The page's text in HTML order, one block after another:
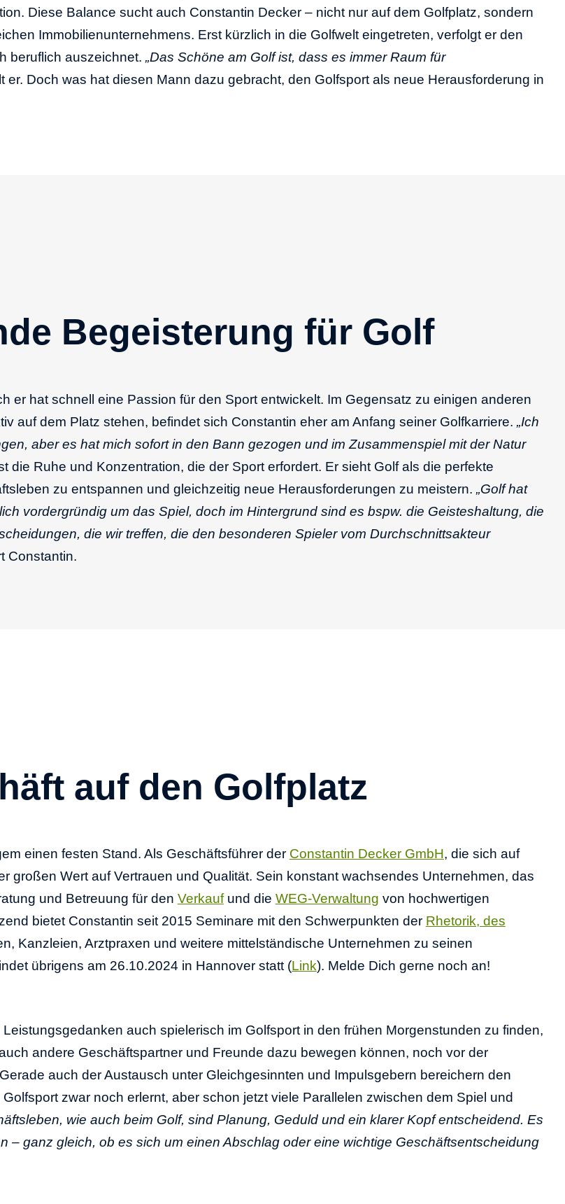
Diese Balance sucht auch Constantin Decker – nicht nur auf dem Golfplatz, sondern
Immobilienunternehmens. Erst kürzlich in die Golfwelt eingetreten, verfolgt er den
beruflich auszeichnet. „Das Schöne am Golf ist, dass es immer Raum für
er. Doch was hat diesen Mann dazu gebracht, den Golfsport als neue Herausforderung in
Begeisterung für Golf
er hat schnell eine Passion für den Sport entwickelt. Im Gegensatz zu einigen anderen
auf dem Platz stehen, befindet sich Constantin eher am Anfang seiner Golfkarriere. „Ich
aber es hat mich sofort in den Bann gezogen und im Zusammenspiel mit der Natur
die Ruhe und Konzentration, die der Sport erfordert. Er sieht Golf als die perfekte
zu entspannen und gleichzeitig neue Herausforderungen zu meistern. „Golf hat
vordergründig um das Spiel, doch im Hintergrund sind es bspw. die Geisteshaltung, die
die wir treffen, die den besonderen Spieler vom Durchschnittsakteur
Constantin.
auf den Golfplatz
einen festen Stand. Als Geschäftsführer der Constantin Decker GmbH, die sich auf
großen Wert auf Vertrauen und Qualität. Sein konstant wachsendes Unternehmen, das
und Betreuung für den Verkaufund die WEG-Verwaltung von hochwertigen
bietet Constantin seit 2015 Seminare mit den Schwerpunkten der Rhetorik, des
Kanzleien, Arztpraxen und weitere mittelständische Unternehmen zu seinen
übrigens am 26.10.2024 in Hannover statt (Link). Melde Dich gerne noch an!
auch spielerisch im Golfsport in den frühen Morgenstunden zu finden,
andere Geschäftspartner und Freunde dazu bewegen können, noch vor der
auch der Austausch unter Gleichgesinnten und Impulsgebern bereichern den
zwar noch erlernt, aber schon jetzt viele Parallelen zwischen dem Spiel und
wie auch beim Golf, sind Planung, Geduld und ein klarer Kopf entscheidend. Es
– ganz gleich, ob es sich um einen Abschlag oder eine wichtige Geschäftsentscheidung